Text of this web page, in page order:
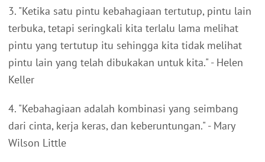
3. "Ketika satu pintu kebahagiaan tertutup, pintu lain
terbuka, tetapi seringkali kita terlalu lama melihat
pintu yang tertutup itu sehingga kita tidak melihat
pintu lain yang telah dibukakan untuk kita." - Helen
Keller
4. "Kebahagiaan adalah kombinasi yang seimbang
dari cinta, kerja keras, dan keberuntungan." - Mary
Wilson Little